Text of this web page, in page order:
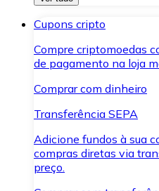
Cupons cripto
Compre criptomoedas
de pagamento na loja
Comprar com dinheiro
Transferência SEPA
Adicione fundos à sua
compras diretas via
preço.